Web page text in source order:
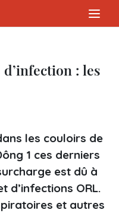
: les
les couloirs de
1 ces derniers
est dû à
d’infections ORL.
et autres